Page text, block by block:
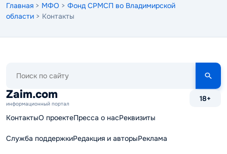
Главная > МФО > Фонд СРМСП во Владимирской
области > Контакты
сайту
Zaim.com
информационный портал
18+
КонтактыО проектеПресса о насРеквизиты
Служба поддержкиРедакция и авторыРеклама